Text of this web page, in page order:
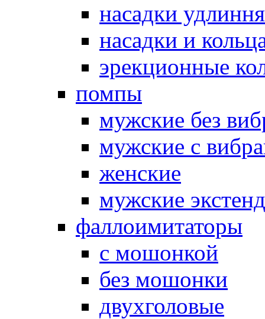
насадки
насадки и
эрекционные
помпы
мужские без
мужские с
женские
мужские
фаллоимитаторы
с мошонкой
без мошонки
двухголовые